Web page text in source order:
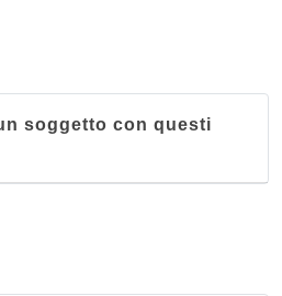
soggetto con questi